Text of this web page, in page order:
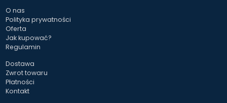
O nas
Polityka prywatności
Oferta
Jak kupować?
Regulamin
Dostawa
Zwrot towaru
Płatności
Kontakt